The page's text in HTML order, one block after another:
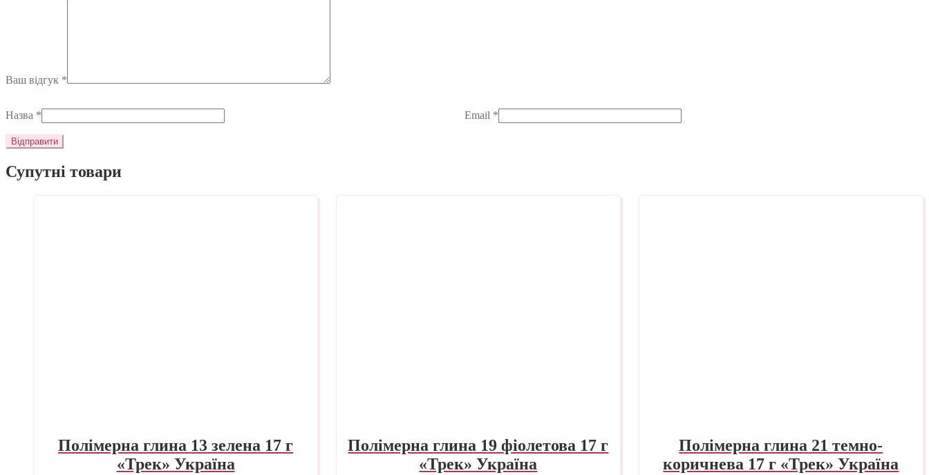
Ваш відгук *
Назва * Email *
Супутні товари
Полімерна глина 13 зелена 17 г
«Трек» Україна
Полімерна глина 19 фіолетова 17 г
«Трек» Україна
Полімерна глина 21 темно-
коричнева 17 г «Трек» Україна